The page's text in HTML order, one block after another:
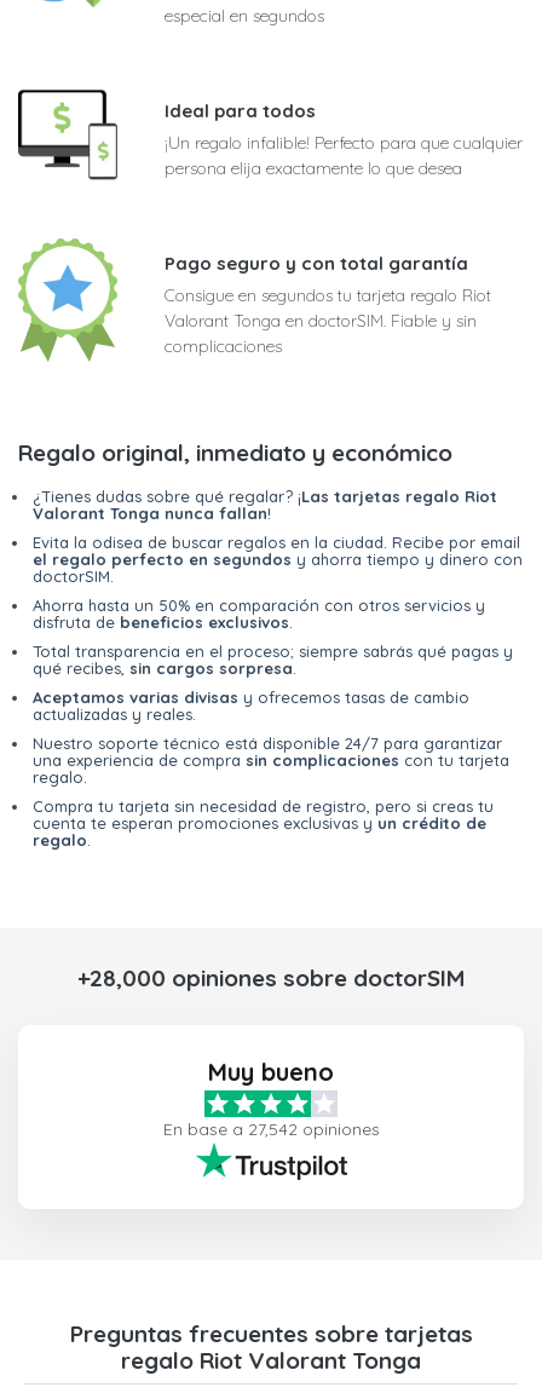
especial en segundos
Ideal para todos
¡Un regalo infalible! Perfecto para que cualquier
persona elija exactamente lo que desea
Pago seguro y con total garantía
Consigue en segundos tu tarjeta regalo Riot
Valorant Tonga en doctorSIM. Fiable y sin
complicaciones
Regalo original, inmediato y económico
¿Tienes dudas sobre qué regalar? ¡Las tarjetas regalo Riot
Valorant Tonga nunca fallan!
Evita la odisea de buscar regalos en la ciudad. Recibe por email
el regalo perfecto en segundos y ahorra tiempo y dinero con
doctorSIM.
Ahorra hasta un 50% en comparación con otros servicios y
disfruta de beneficios exclusivos
Total transparencia en el proceso; siempre sabrás qué pagas y
qué recibes, sin cargos sorpresa
Aceptamos varias divisas y ofrecemos tasas de cambio
actualizadas y reales.
Nuestro soporte técnico está disponible 24/7 para garantizar
una experiencia de compra sin complicaciones con tu tarjeta
regalo.
Compra tu tarjeta sin necesidad de registro, pero si creas tu
cuenta te esperan promociones exclusivas y un crédito de
regalo
+28,000 opiniones sobre doctorSIM
Muy bueno
En base a 27,542 opiniones
Preguntas frecuentes sobre tarjetas
regalo Riot Valorant Tonga